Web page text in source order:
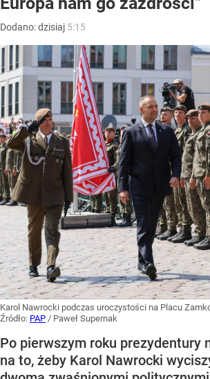
Dodano:dzisiaj 5:15
Karol Nawrocki podczas uroczystości na Placu
Źródło: PAP / Paweł Supernak
Po pierwszym roku prezydentury
na to, żeby Karol Nawrocki